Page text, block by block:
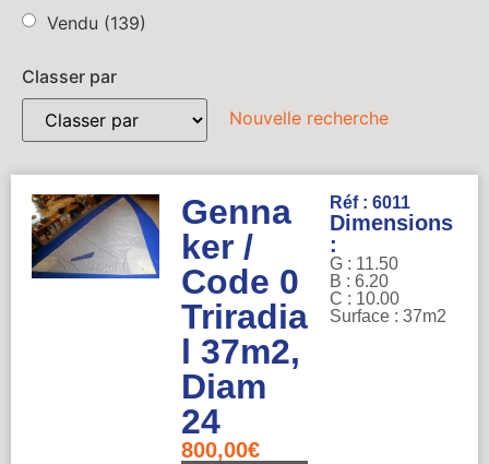
Vendu (139)
Classer par
Nouvelle recherche
Genna
ker /
Code 0
Triradia
l 37m2,
Diam
24
800,00€
Réf : 6011
Dimensions
:
G : 11.50
B : 6.20
C : 10.00
Surface : 37m2